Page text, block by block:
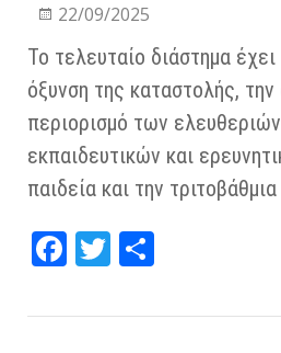
22/09/2025
Το τελευταίο διάστημα
όξυνση της καταστολής, την
περιορισμό των
εκπαιδευτικών και
παιδεία και την
Fa
bo
T
tt ρα